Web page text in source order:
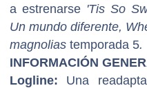
a estrenarse 'Tis So
Un mundo diferente,
magnolias temporada 5.
INFORMACIÓN
Logline: Una